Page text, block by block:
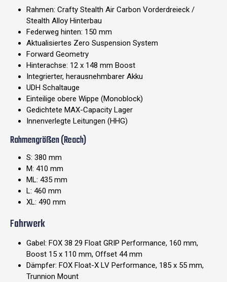
Rahmen: Crafty Stealth Air Carbon Vorderdreieck /
Stealth Alloy Hinterbau
Federweg hinten: 150 mm
Aktualisiertes Zero Suspension System
Forward Geometry
Hinterachse: 12 x 148 mm Boost
Integrierter, herausnehmbarer Akku
UDH Schaltauge
Einteilige obere Wippe (Monoblock)
Gedichtete MAX-Capacity Lager
Innenverlegte Leitungen (HHG)
Rahmengrößen (Reach)
S: 380 mm
M: 410 mm
ML: 435 mm
L: 460 mm
XL: 490 mm
Fahrwerk
Gabel: FOX 38 29 Float GRIP Performance, 160 mm,
Boost 15 x 110 mm, Offset 44 mm
Dämpfer: FOX Float-X LV Performance, 185 x 55 mm,
Trunnion Mount